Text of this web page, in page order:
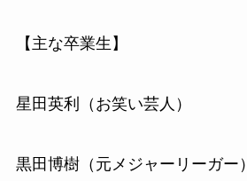
【主な卒業生】
星田英利（お笑い芸人）
黒田博樹（元メジャーリーガー）